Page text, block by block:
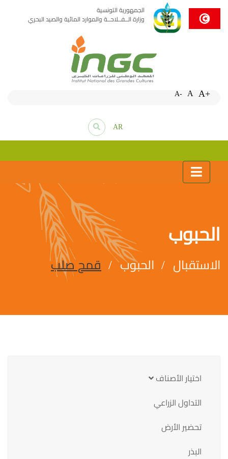
الجمهورية التونسية
وزارة الــفــلاحــة والموارد المائية والصيد البحري
A- A A+
AR
الحبوب
الاستقبال الحبوب قمح صلب
اختيار الأصناف
التداول الزراعي
تحضير الأرض
البذر